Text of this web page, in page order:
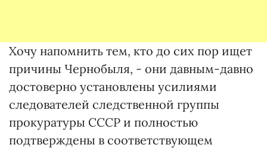
Хочу напомнить тем, кто до сих пор ищет
причины Чернобыля, - они давным-давно
достоверно установлены усилиями
следователей следственной группы
прокуратуры СССР и полностью
подтверждены в соответствующем